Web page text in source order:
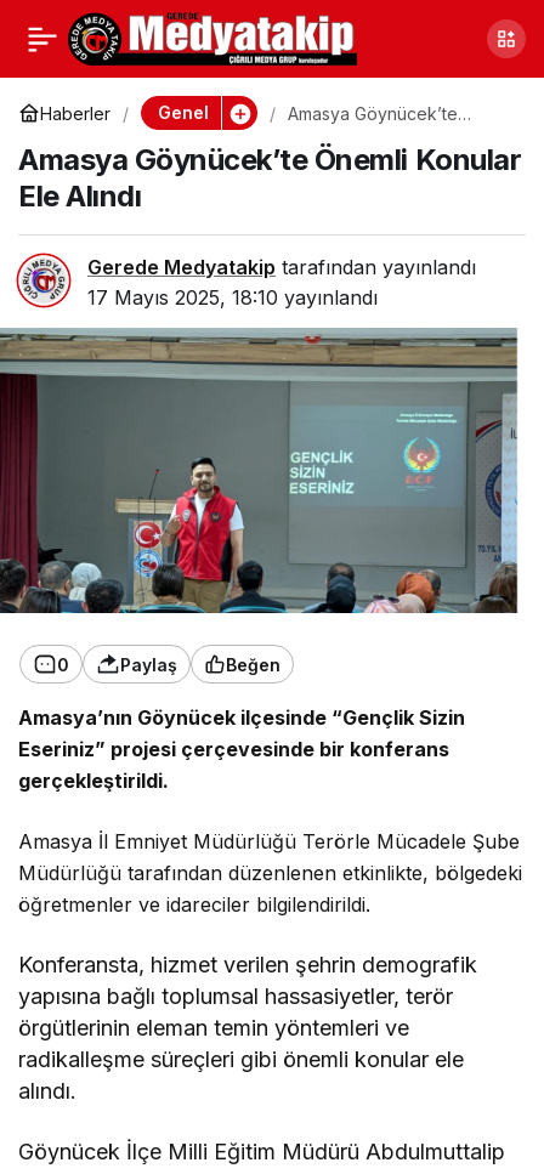
Haberler Genel
Amasya Göynücek’te
Amasya Göynücek’te Önemli Konular
Ele Alındı
Gerede Medyatakip tarafından yayınlandı
17 Mayıs 2025, 18:10 yayınlandı
0 Paylaş Beğen
Amasya’nın Göynücek ilçesinde “Gençlik Sizin
Eseriniz” projesi çerçevesinde bir konferans
gerçekleştirildi.
Amasya İl Emniyet Müdürlüğü Terörle Mücadele Şube
Müdürlüğü tarafından düzenlenen etkinlikte, bölgedeki
öğretmenler ve idareciler bilgilendirildi.
Konferansta, hizmet verilen şehrin demografik
yapısına bağlı toplumsal hassasiyetler, terör
örgütlerinin eleman temin yöntemleri ve
radikalleşme süreçleri gibi önemli konular ele
alındı.
Göynücek İlçe Milli Eğitim Müdürü Abdulmuttalip
Sakarya Serdivan’da
Fuhuş Operasyonu: 2
Şahsa İşlem Yapıldı
Paylaş